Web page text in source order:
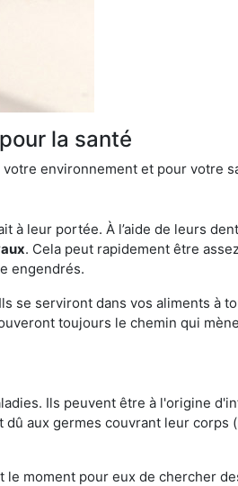
la santé
votre environnement et pour votre
à leur portée. À l’aide de leurs
. Cela peut rapidement être
engendrés.
se serviront dans vos aliments à
toujours le chemin qui
Ils peuvent être à l'origine
aux germes couvrant leur corps
le moment pour eux de chercher